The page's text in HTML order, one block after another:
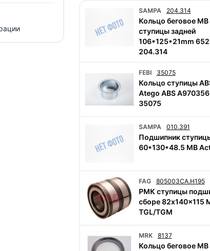
SAMPA 204.314
Кольцо беговое
ступицы задней
106*125*21mm
204.314
FEBI 35075
Кольцо ступицы
Atego ABS
35075
SAMPA 010.391
Подшипник
60*130*48.5 MB
FAG 805003CA.H195
РМК ступицы
сборе 82x140x115
TGL/TGM
MRK 8137
Кольцо беговое